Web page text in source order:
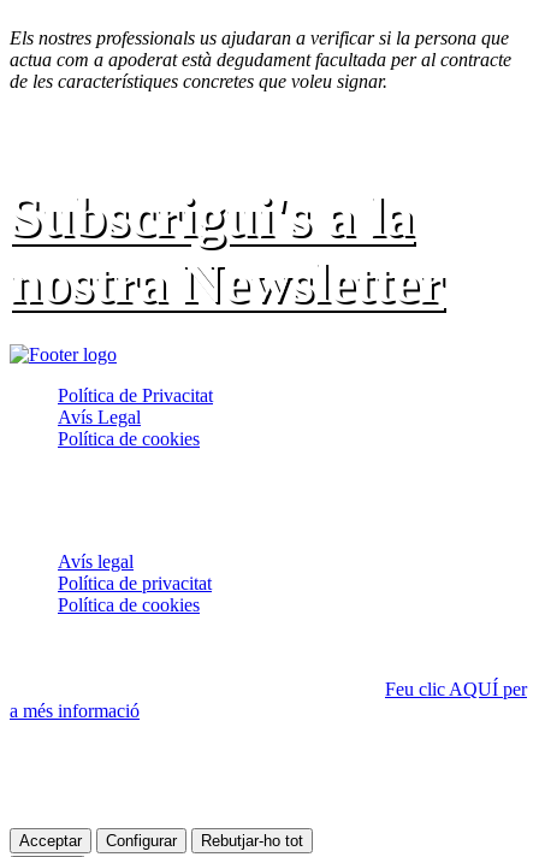
Els nostres professionals us ajudaran a verificar si la persona que
actua com a apoderat està degudament facultada per al contracte
de les característiques concretes que voleu signar.
Subscrigui's a la
nostra Newsletter
Política de Privacitat
Avís Legal
Política de cookies
Avís legal
Política de privacitat
Política de cookies
Feu clic AQUÍ per
a més informació
Acceptar Configurar Rebutjar-ho tot